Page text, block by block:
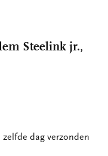
Steelink jr.,
zelfde dag verzonden